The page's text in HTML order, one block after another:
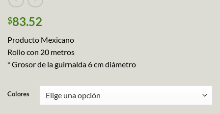
$83.52
Producto Mexicano
Rollo con 20 metros
* Grosor de la guirnalda 6 cm diámetro
Colores